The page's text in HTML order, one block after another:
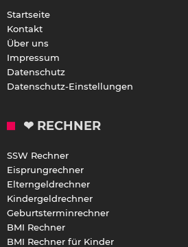
Startseite
Kontakt
Über uns
Impressum
Datenschutz
Datenschutz-Einstellungen
❤ RECHNER
SSW Rechner
Eisprungrechner
Elterngeldrechner
Kindergeldrechner
Geburtsterminrechner
BMI Rechner
BMI Rechner für Kinder